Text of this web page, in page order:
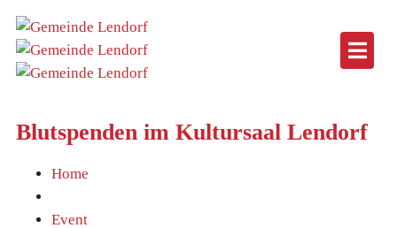
Blutspenden im Kultursaal Lendorf
Home
Event